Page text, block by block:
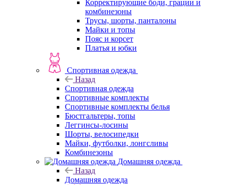
Корректирующие боди, грации и
комбинезоны
Трусы, шорты, панталоны
Майки и топы
Пояс и корсет
Платья и юбки
Спортивная одежда
Назад
Спортивная одежда
Спортивные комплекты
Спортивные комплекты белья
Бюстгальтеры, топы
Леггинсы-лосины
Шорты, велосипедки
Майки, футболки, лонгсливы
Комбинезоны
Домашняя одежда
Назад
Домашняя одежда